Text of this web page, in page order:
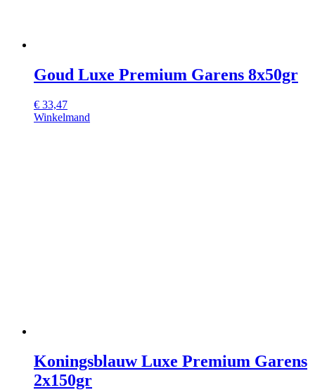
Goud Luxe Premium Garens 8x50gr
€ 33,47
Winkelmand
Koningsblauw Luxe Premium Garens
2x150gr